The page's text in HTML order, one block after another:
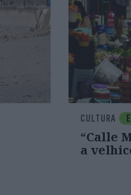
CULTURA
“Calle
a